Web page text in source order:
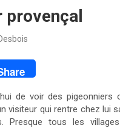
provençal
de voir des
visiteur qui rentre chez lui
Presque tous les